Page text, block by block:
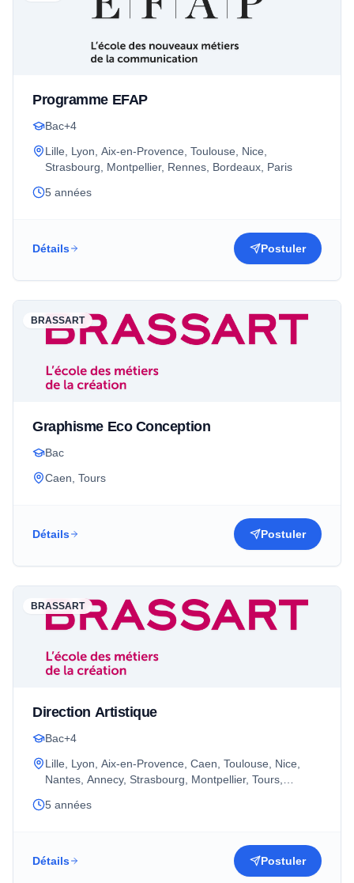
Programme EFAP
Bac+4
Lille, Lyon, Aix-en-Provence, Toulouse, Nice,
Strasbourg, Montpellier, Rennes, Bordeaux, Paris
5 années
Détails Postuler
BRASSART
Graphisme Eco Conception
Bac
Caen, Tours
Détails Postuler
BRASSART
Direction Artistique
Bac+4
Lille, Lyon, Aix-en-Provence, Caen, Toulouse, Nice,
Nantes, Annecy, Strasbourg, Montpellier, Tours,
5 années
Détails Postuler